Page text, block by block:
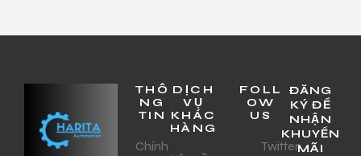
THÔ
NG
TIN
Chính
DỊCH
VỤ
KHÁC
HÀNG
FOLL
OW
US
Twitter
ĐĂNG
KÝ ĐỂ
NHẬN
KHUYẾN
MÃI